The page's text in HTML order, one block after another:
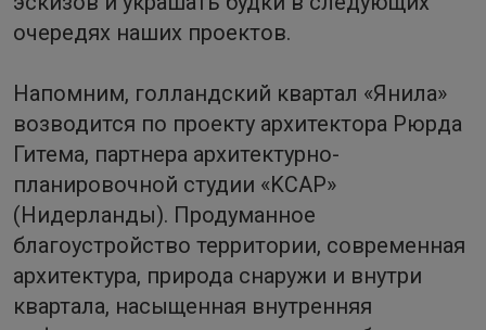
очередях наших проектов.
Напомним, голландский квартал «Янила»
возводится по проекту архитектора Рюрда
Гитема, партнера архитектурно-
планировочной студии «KCAP»
(Нидерланды). Продуманное
благоустройство территории, современная
архитектура, природа снаружи и внутри
квартала, насыщенная внутренняя